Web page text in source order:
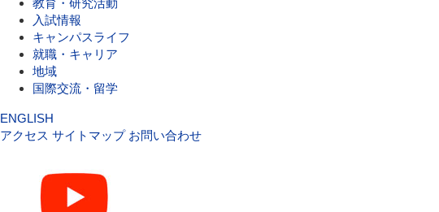
教育・研究活動
入試情報
キャンパスライフ
就職・キャリア
地域
国際交流・留学
ENGLISH
アクセス サイトマップ お問い合わせ